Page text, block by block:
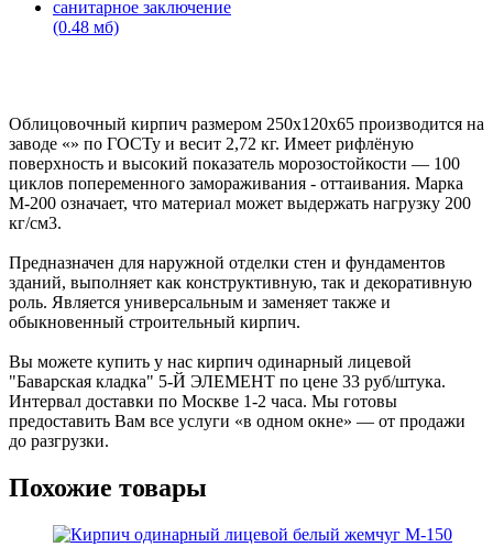
санитарное заключение
(0.48 мб)
Облицовочный кирпич размером 250x120x65 производится на
заводе «» по ГОСТу и весит 2,72 кг. Имеет рифлёную
поверхность и высокий показатель морозостойкости — 100
циклов попеременного замораживания - оттаивания. Марка
М-200 означает, что материал может выдержать нагрузку 200
кг/см3.
Предназначен для наружной отделки стен и фундаментов
зданий, выполняет как конструктивную, так и декоративную
роль. Является универсальным и заменяет также и
обыкновенный строительный кирпич.
Вы можете купить у нас кирпич одинарный лицевой
"Баварская кладка" 5-Й ЭЛЕМЕНТ по цене 33 руб/штука.
Интервал доставки по Москве 1-2 часа. Мы готовы
предоставить Вам все услуги «в одном окне» — от продажи
до разгрузки.
Похожие товары